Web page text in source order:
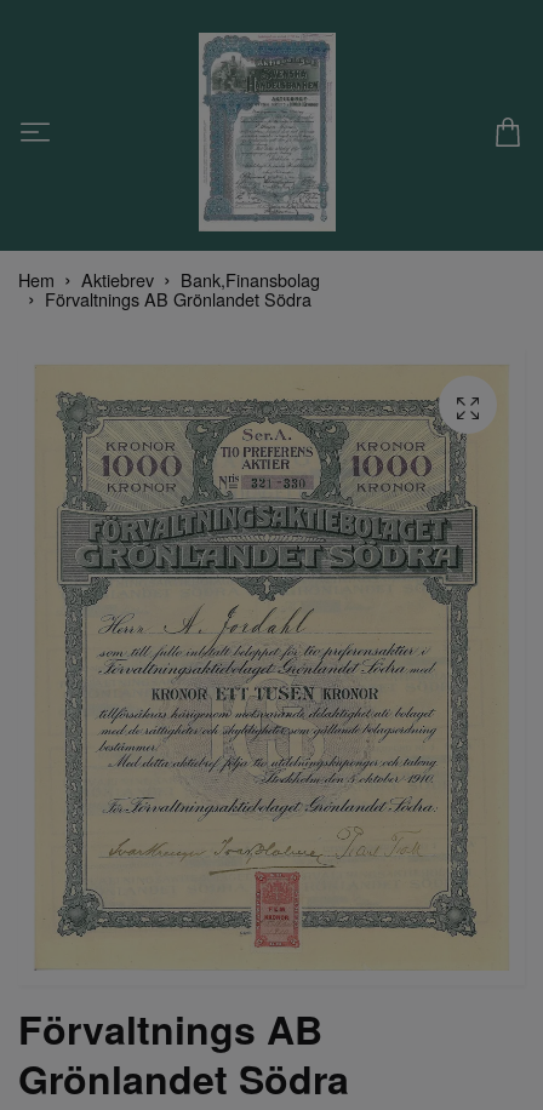
Hem Aktiebrev Bank,Finansbolag
Förvaltnings AB Grönlandet Södra
Förvaltnings AB
Grönlandet Södra